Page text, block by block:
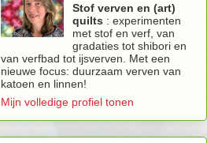
Stof verven en (art)
quilts : experimenten
met stof en verf, van
gradaties tot shibori en
van verfbad tot ijsverven. Met een
nieuwe focus: duurzaam verven van
katoen en linnen!
Mijn volledige profiel tonen